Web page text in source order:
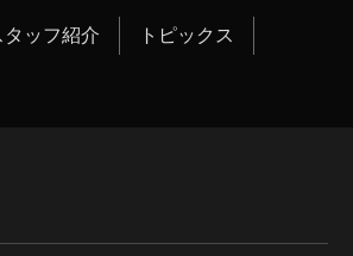
タッフ紹介 トピックス